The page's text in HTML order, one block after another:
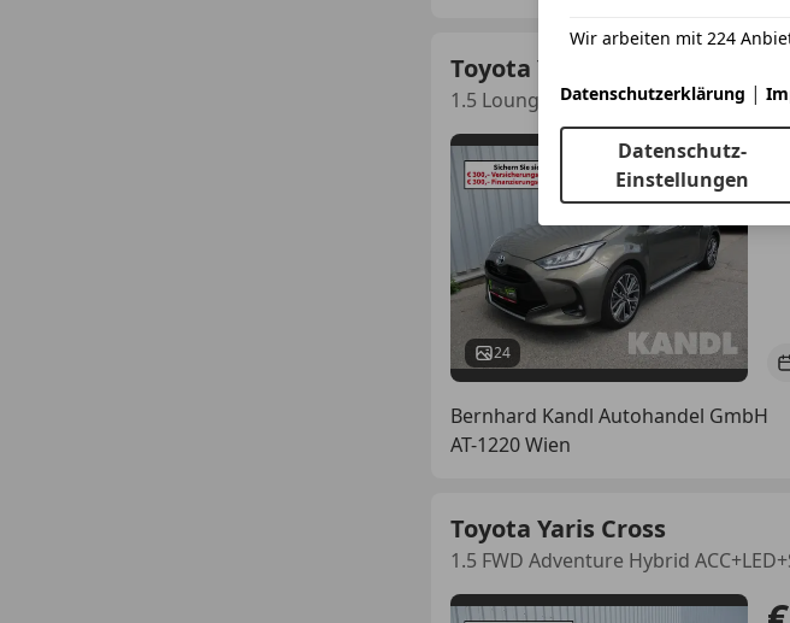
Toyota Yaris
1.5 Lounge Hybrid
24
Bernhard Kandl Autohandel GmbH
AT-1220 Wien
Toyota Yaris Cross
1.5 FWD Adventure Hybrid
Wir arbeiten mit 224
Datenschutzerklärung |
Datenschutz-
Einstellungen